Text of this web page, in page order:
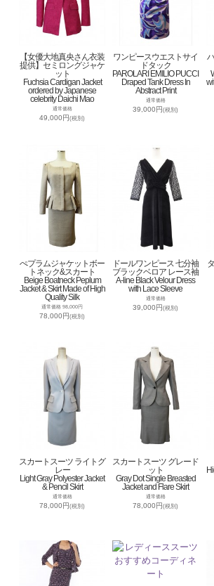
【女優大地真央さん衣装
提供】セミロングジャケ
ット
Fuchsia Cardigan Jacket
ordered by Japanese
celebrity Daichi Mao
通常価格
49,000円(税別)
ワンピースウエストサイ
ドタック
PAROLARI EMILIO PUCCI
Draped Tank Dress In
Abstract Print
通常価格
39,000円(税別)
ぺプラムジャケットボー
トネック&スカート
Beige Boatneck Peplum
Jacket & Skirt Made of High
Quality Silk
通常価格 98,000円
78,000円(税別)
ドールワンピース 七分袖
ブラックベロア レース袖
A-line Black Velour Dress
with Lace Sleeve
通常価格
39,000円(税別)
スカートスーツ ライトグ
レー
Light Gray Polyester Jacket
& Pencil Skirt
通常価格
78,000円(税別)
スカートスーツ グレード
ット
Gray Dot Single Breasted
Jacket and Flare Skirt
通常価格
78,000円(税別)